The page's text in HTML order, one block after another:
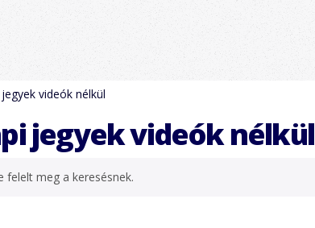
videók nélkül
jegyek videók nélkül
felelt meg a keresésnek.